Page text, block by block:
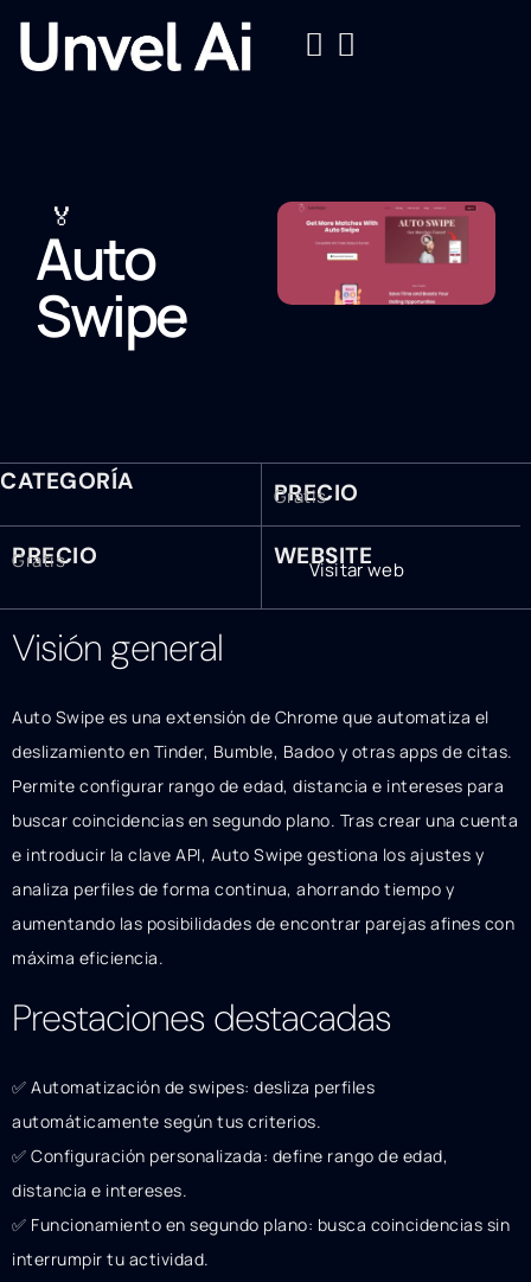
🏅
Auto
Swipe
CATEGORÍA PRECIO
Gratis
PRECIO
Gratis WEBSITE
Visitar web
Visión general
Auto Swipe es una extensión de Chrome que automatiza el
deslizamiento en Tinder, Bumble, Badoo y otras apps de citas.
Permite configurar rango de edad, distancia e intereses para
buscar coincidencias en segundo plano. Tras crear una cuenta
e introducir la clave API, Auto Swipe gestiona los ajustes y
analiza perfiles de forma continua, ahorrando tiempo y
aumentando las posibilidades de encontrar parejas afines con
máxima eficiencia.
Prestaciones destacadas
✅ Automatización de swipes: desliza perfiles
automáticamente según tus criterios.
✅ Configuración personalizada: define rango de edad,
distancia e intereses.
✅ Funcionamiento en segundo plano: busca coincidencias sin
interrumpir tu actividad.